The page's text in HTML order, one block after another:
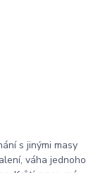
s jinými masy
váha jednoho